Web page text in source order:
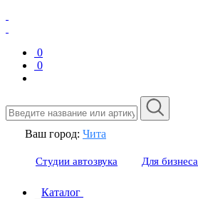
0
0
Ваш город: Чита
Студии автозвука Для бизнеса
Каталог